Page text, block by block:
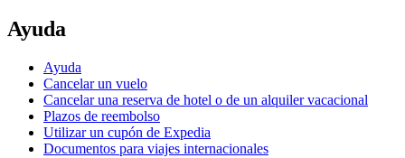
Ayuda
Ayuda
Cancelar un vuelo
Cancelar una reserva de hotel o de un alquiler vacacional
Plazos de reembolso
Utilizar un cupón de Expedia
Documentos para viajes internacionales